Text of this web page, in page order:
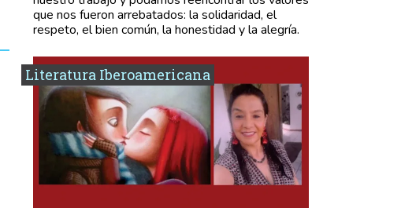
que nos fueron arrebatados: la solidaridad, el
respeto, el bien común, la honestidad y la alegría.
Literatura Iberoamericana